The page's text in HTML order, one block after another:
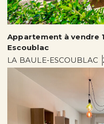
Appartement à vendre
Escoublac
LA BAULE-ESCOUBLAC